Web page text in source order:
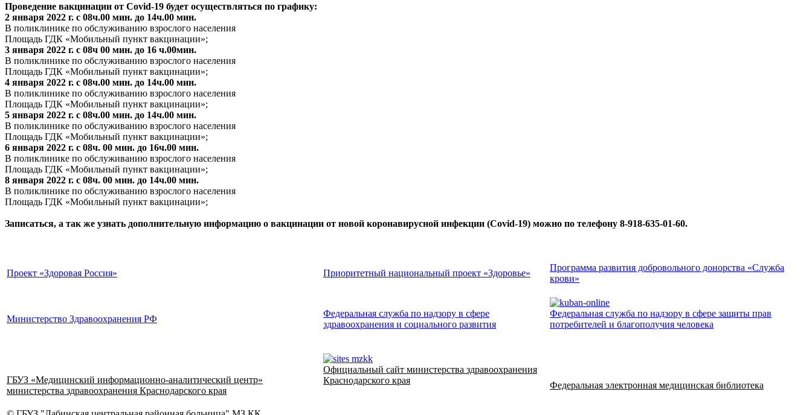
Проведение вакцинации от Covid-19 будет осуществляться по графику:
2 января 2022 г. с 08ч.00 мин. до 14ч.00 мин.
В поликлинике по обслуживанию взрослого населения
Площадь ГДК «Мобильный пункт вакцинации»;
3 января 2022 г. с 08ч 00 мин. до 16 ч.00мин.
В поликлинике по обслуживанию взрослого населения
Площадь ГДК «Мобильный пункт вакцинации»;
4 января 2022 г. с 08ч.00 мин. до 14ч.00 мин.
В поликлинике по обслуживанию взрослого населения
Площадь ГДК «Мобильный пункт вакцинации»;
5 января 2022 г. с 08ч.00 мин. до 14ч.00 мин.
В поликлинике по обслуживанию взрослого населения
Площадь ГДК «Мобильный пункт вакцинации»;
6 января 2022 г. с 08ч. 00 мин. до 16ч.00 мин.
В поликлинике по обслуживанию взрослого населения
Площадь ГДК «Мобильный пункт вакцинации»;
8 января 2022 г. с 08ч. 00 мин. до 14ч.00 мин.
В поликлинике по обслуживанию взрослого населения
Площадь ГДК «Мобильный пункт вакцинации»;
Записаться, а так же узнать дополнительную информацию о вакцинации от новой коронавирусной инфекции (Covid-19) можно по телефону 8-918-635-01-60.
Проект «Здоровая Россия» Приоритетный национальный проект «Здоровье»
Программа развития добровольного донорства «Служба
крови»
Министерство Здравоохранения РФ
Федеральная служба по надзору в сфере
здравоохранения и социального развития
Федеральная служба по надзору в сфере защиты прав
потребителей и благополучия человека
ГБУЗ «Медицинский информационно-аналитический центр»
министерства здравоохранения Краснодарского края
Официальный сайт министерства здравоохранения
Краснодарского края
Федеральная электронная медицинская библиотека